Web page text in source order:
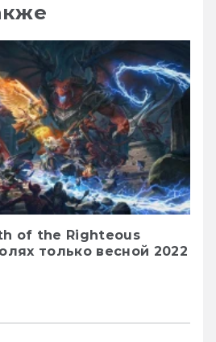
of the Righteous
только весной 2022